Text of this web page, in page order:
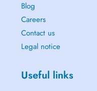
Blog
Careers
Contact us
Legal notice
Useful links